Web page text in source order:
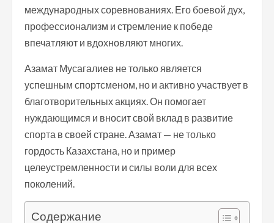
международных соревнованиях. Его боевой дух,
профессионализм и стремление к победе
впечатляют и вдохновляют многих.
Азамат Мусагалиев не только является
успешным спортсменом, но и активно участвует в
благотворительных акциях. Он помогает
нуждающимся и вносит свой вклад в развитие
спорта в своей стране. Азамат — не только
гордость Казахстана, но и пример
целеустремленности и силы воли для всех
поколений.
Содержание